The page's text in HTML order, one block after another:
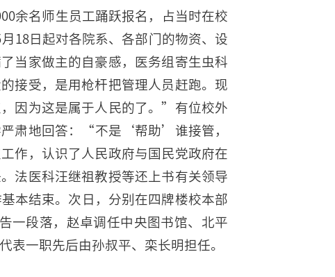
余名师生员工踊跃报名，占当时在校
18日起对各院系、各部门的物资、设
当家做主的自豪感，医务组寄生虫科
接受，是用枪杆把管理人员赶跑。现
因为这是属于人民的了。”有位校外
肃地回答：“不是‘帮助’谁接管，
作，认识了人民政府与国民党政府在
法医科汪继祖教授等还上书有关领导
本结束。次日，分别在四牌楼校本部
一段落，赵卓调任中央图书馆、北平
表一职先后由孙叔平、栾长明担任。